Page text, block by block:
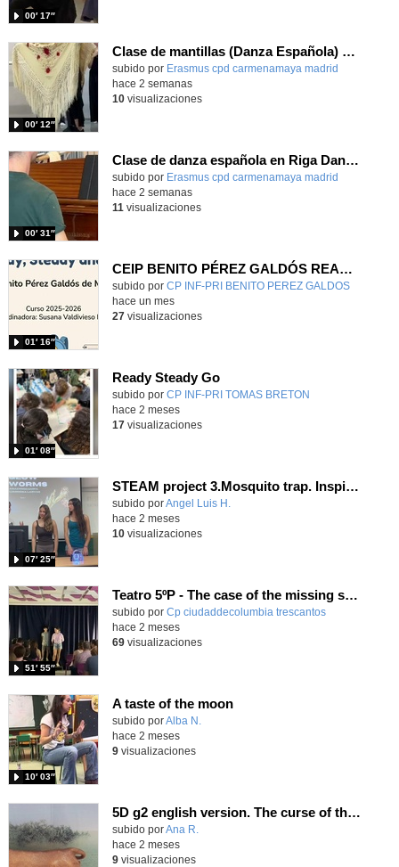
00′ 17″
Clase de mantillas (Danza Española) en intercambio Erasmus+
Contenido educativo.
subido por Erasmus cpd carmenamaya madrid
00′ 12″
hace 2 semanas
10visualizaciones
Clase de danza española en Riga Dance School Erasmus+
Contenido educativo.
subido por Erasmus cpd carmenamaya madrid
00′ 31″
hace 2 semanas
11 visualizaciones
CEIP BENITO PÉREZ GALDÓS READY, STEADY & GO
Contenido educativo.
subido por CP INF-PRI BENITO PEREZ GALDOS
01′ 16″
-
hace un mes
27visualizaciones
Ready Steady Go
Contenido educativo.
subido por CP INF-PRI TOMAS BRETON
01′ 08″
hace 2 meses
17visualizaciones
STEAM project 3.Mosquito trap. Inspired in the Glow worms of New Zealand. - Contenido educativo
Contenido educativo.
subido porAngel Luis H.
07′ 25″
hace 2 meses
10visualizaciones
Teatro 5ºP - The case of the missing school
subido por Cp ciudaddecolumbia trescantos
51′ 55″
-
hace 2 meses
69visualizaciones
A taste of the moon
Contenido educativo.
subido porAlba N.
10′ 03″
hace 2 meses
9visualizaciones
5D g2 english version. The curse of the brawl
Contenido educativo.
subido porAna R.
hace 2 meses
9visualizaciones